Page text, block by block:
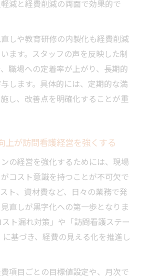
減と経費削減の両面で効果的で
しや教育研修の内製化も経費削減
ます。スタッフの声を反映した制
職場への定着率が上がり、長期的
します。具体的には、定期的な満
し、改善点を明確化することが重
上が訪問看護経営を強くする
の経営を強化するためには、現場
コスト意識を持つことが不可欠で
ト、資材費など、日々の業務で発
直しが黒字化への第一歩となりま
ト漏れ対策」や「訪問看護ステー
基づき、経費の見える化を推進し
項目ごとの目標値設定や、月次で